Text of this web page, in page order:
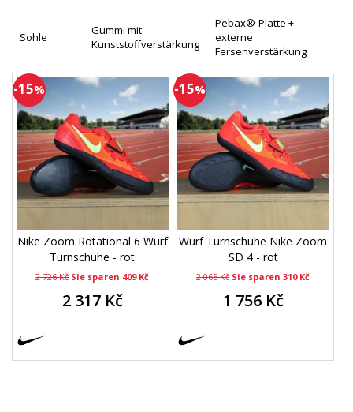
Sohle
Gummi mit
Kunststoffverstärkung
Pebax®-Platte +
externe
Fersenverstärkung
-15%
Nike Zoom Rotational 6 Wurf
Turnschuhe - rot
2 726 Kč Sie sparen 409 Kč
2 317 Kč
-15%
Wurf Turnschuhe Nike Zoom
SD 4 - rot
2 065 Kč Sie sparen 310 Kč
1 756 Kč